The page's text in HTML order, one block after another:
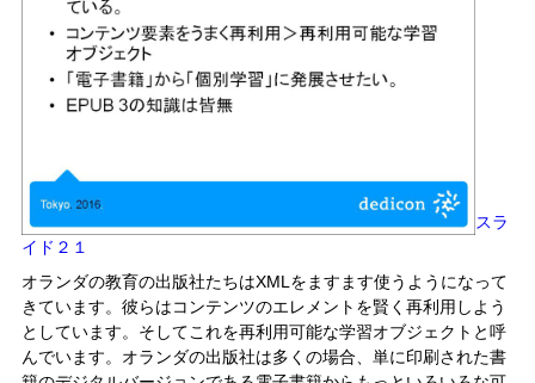
スラ
イド２１
オランダの教育の出版社たちはXMLをますます使うようになって
きています。彼らはコンテンツのエレメントを賢く再利用しよう
としています。そしてこれを再利用可能な学習オブジェクトと呼
んでいます。オランダの出版社は多くの場合、単に印刷された書